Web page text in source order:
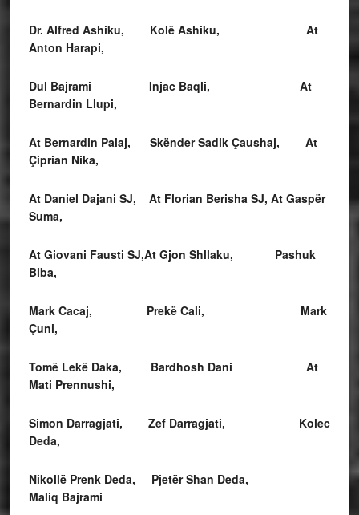
Dr. Alfred Ashiku, Kolë Ashiku, At
Anton Harapi,
Dul Bajrami Injac Baqli,
At
Bernardin Llupi,
At Bernardin Palaj, Skënder Sadik Çaushaj, At
Çiprian Nika,
At Daniel Dajani SJ, At Florian Berisha SJ, At Gaspër
Suma,
At Giovani Fausti SJ,At Gjon Shllaku, Pashuk
Biba,
Mark Cacaj, Prekë Cali, Mark
Çuni,
Tomë Lekë Daka, Bardhosh Dani At
Mati Prennushi,
Simon Darragjati, Zef Darragjati, Kolec
Deda,
Nikollë Prenk Deda, Pjetër Shan Deda,
Maliq Bajrami